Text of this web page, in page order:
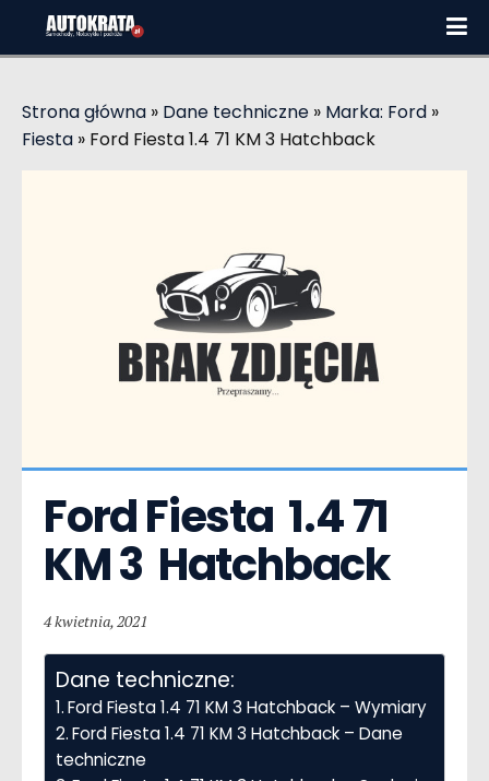
Strona główna » Dane techniczne » Marka: Ford »
Fiesta » Ford Fiesta 1.4 71 KM 3 Hatchback
Ford Fiesta  1.4 71
KM 3  Hatchback
4 kwietnia, 2021
Dane techniczne:
Ford Fiesta 1.4 71 KM 3 Hatchback – Wymiary
Ford Fiesta 1.4 71 KM 3 Hatchback – Dane
techniczne